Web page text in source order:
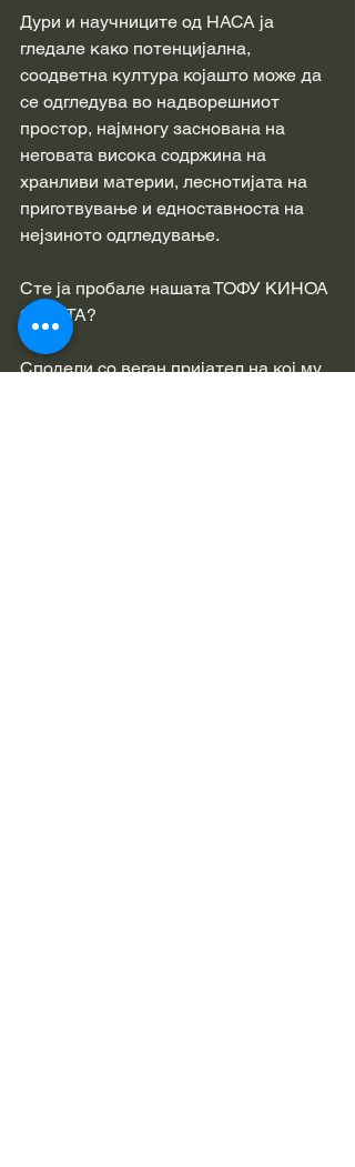
Дури и научниците од НАСА ја
гледале како потенцијална,
соодветна култура којашто може да
се одгледува во надворешниот
простор, најмногу заснована на
неговата висока содржина на
хранливи материи, леснотијата на
приготвување и едноставноста на
нејзиното одгледување.
Сте ја пробале нашата ТОФУ КИНОА
САЛАТА?
Сподели со веган пријател на кој му